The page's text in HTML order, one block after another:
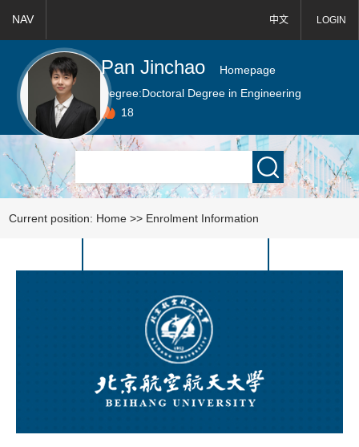
中文 LOGIN
NAV
Pan Jinchao
Homepage
Degree:Doctoral Degree in Engineering
18
Current position: Home >> Enrolment Information